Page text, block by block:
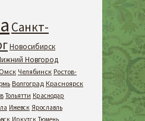
Санкт-
Новосибирск
Новгород
Омск Челябинск Ростов-
Волгоград Красноярск
Тольятти Краснодар
Ижевск Ярославль
Иркутск Тюмень